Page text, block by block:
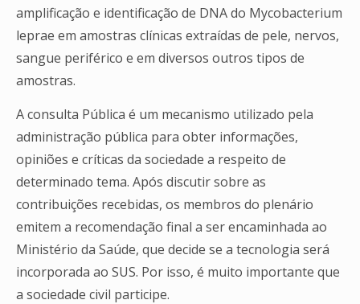
amplificação e identificação de DNA do Mycobacterium
leprae em amostras clínicas extraídas de pele, nervos,
sangue periférico e em diversos outros tipos de
amostras.
A consulta Pública é um mecanismo utilizado pela
administração pública para obter informações,
opiniões e críticas da sociedade a respeito de
determinado tema. Após discutir sobre as
contribuições recebidas, os membros do plenário
emitem a recomendação final a ser encaminhada ao
Ministério da Saúde, que decide se a tecnologia será
incorporada ao SUS. Por isso, é muito importante que
a sociedade civil participe.